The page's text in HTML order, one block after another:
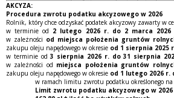
AKCYZA:
Procedura zwrotu podatku akcyzowego w 2026
Rolnik, który chce odzyskać podatek akcyzowy zawarty w
w terminie od 2 lutego 2026 r. do 2 marca 2026
w zależności od miejsca położenia gruntów
zakupu oleju napędowego w okresie od 1 sierpnia 2025
w terminie od3 sierpnia 2026 r. do 31 sierpnia
w zależności od miejsca położenia gruntów
zakupu oleju napędowego w okresie od 1 lutego 2026 r.
w ramach limitu zwrotu podatku określonego na
Limit zwrotu podatku akcyzowego w